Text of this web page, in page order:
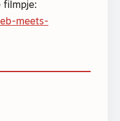
filmpje:
meets-